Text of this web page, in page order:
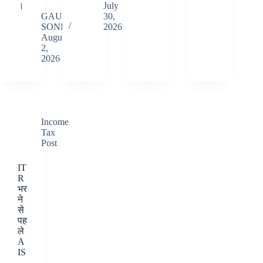
।
GAUTAM
SONI
August
2,
2026
July
30,
2026
Income
Tax
Post
IT
R
भर
ने
से
पह
ले
A
IS